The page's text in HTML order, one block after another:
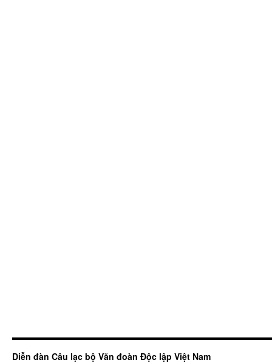
Diễn đàn Câu lạc bộ Văn đoàn Độc lập Việt Nam